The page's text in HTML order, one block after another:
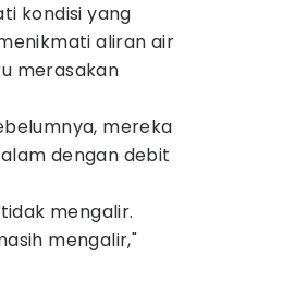
kondisi yang
aliran air
merasakan
mereka
dengan debit
mengalir.
mengalir,"